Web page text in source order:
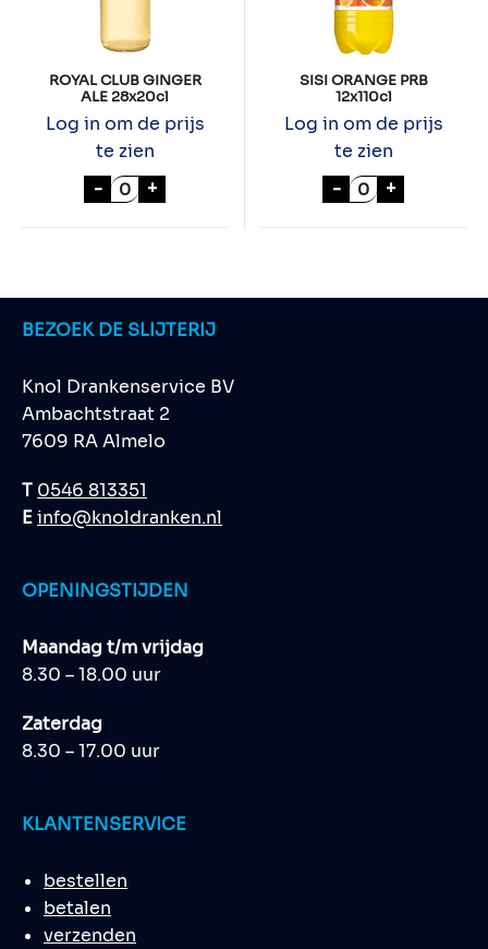
ROYAL CLUB GINGER
ALE 28x20cl
Log in om de prijs
te zien
- ROYAL CLUB GINGER ALE 28x20cl aantal
+
SISI ORANGE PRB
12x110cl
Log in om de prijs
te zien
- SISI ORANGE
+
BEZOEK DE SLIJTERIJ
Knol Drankenservice BV
Ambachtstraat 2
7609 RA Almelo
T 0546 813351
Einfo@knoldranken.nl
OPENINGSTIJDEN
Maandag t/m vrijdag
8.30 – 18.00 uur
Zaterdag
8.30 – 17.00 uur
KLANTENSERVICE
bestellen
betalen
verzenden